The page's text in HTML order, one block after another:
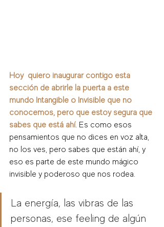
Hoy  quiero inaugurar contigo esta
sección de abrirle la puerta a este
mundo Intangible o Invisible que no
conocemos, pero que estoy segura que
sabes que está ahí. Es como esos
pensamientos que no dices en voz alta,
no los ves, pero sabes que están ahí, y
eso es parte de este mundo mágico
invisible y poderoso que nos rodea.
La energía, las vibras de las
personas, ese feeling de algún